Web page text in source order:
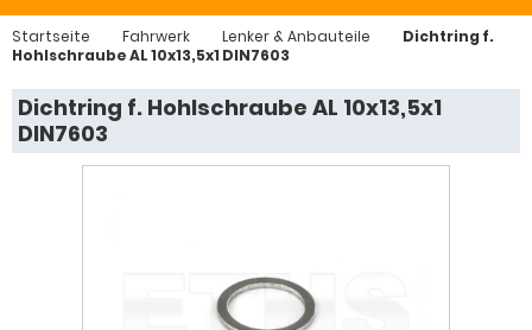
Startseite Fahrwerk Lenker & Anbauteile
Dichtring f.
Hohlschraube AL 10x13,5x1 DIN7603
Dichtring f. Hohlschraube AL 10x13,5x1
DIN7603